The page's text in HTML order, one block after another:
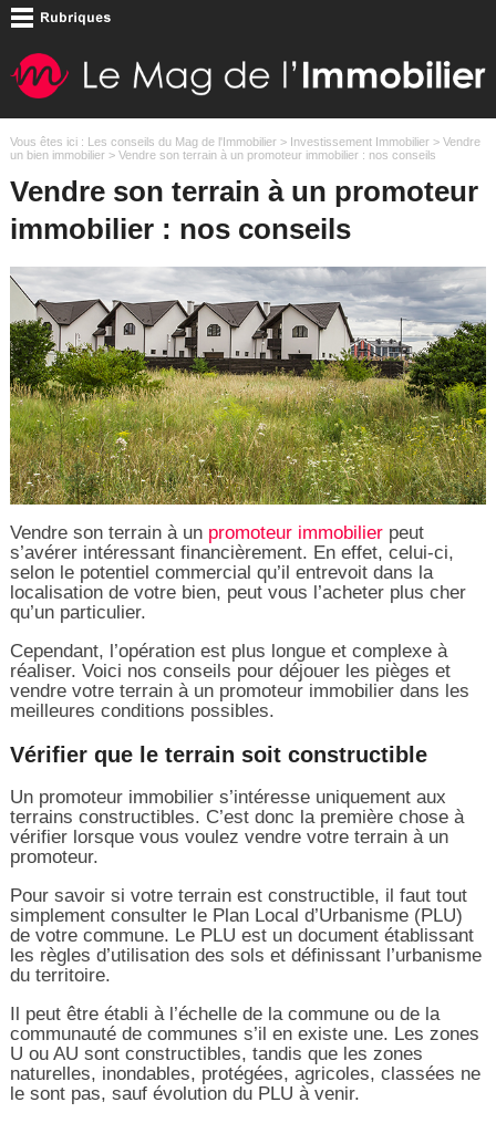
Vous êtes ici : Les conseils du Mag de l'Immobilier> Investissement Immobilier> Vendre
un bien immobilier> Vendre son terrain à un promoteur immobilier : nos conseils
Vendre son terrain à un promoteur
immobilier : nos conseils
Vendre son terrain à un promoteur immobilierpeut
s’avérer intéressant financièrement. En effet, celui-ci,
selon le potentiel commercial qu’il entrevoit dans la
localisation de votre bien, peut vous l’acheter plus cher
qu’un particulier.
Cependant, l’opération est plus longue et complexe à
réaliser. Voici nos conseils pour déjouer les pièges et
vendre votre terrain à un promoteur immobilier dans les
meilleures conditions possibles.
Vérifier que le terrain soit constructible
Un promoteur immobilier s’intéresse uniquement aux
terrains constructibles. C’est donc la première chose à
vérifier lorsque vous voulez vendre votre terrain à un
promoteur.
Pour savoir si votre terrain est constructible, il faut tout
simplement consulter le Plan Local d’Urbanisme (PLU)
de votre commune. Le PLU est un document établissant
les règles d’utilisation des sols et définissant l’urbanisme
du territoire.
Il peut être établi à l’échelle de la commune ou de la
communauté de communes s’il en existe une. Les zones
U ou AU sont constructibles, tandis que les zones
naturelles, inondables, protégées, agricoles, classées ne
le sont pas, sauf évolution du PLU à venir.